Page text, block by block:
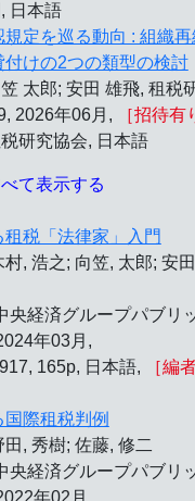
日本語
定を巡る動向 : 組織再
付けの2つの類型の検討
太郎; 安田 雄飛, 租税
2026年06月,
［招待有
研究協会, 日本語
て表示する
租税「法律家」入門
, 浩之; 向笠, 太郎; 安
央経済グループパブリ
年03月,
165p, 日本語,
［編
際租税判例
, 秀樹; 佐藤, 修二
央経済グループパブリ